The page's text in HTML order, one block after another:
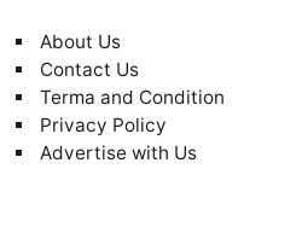
About Us
Contact Us
Terma and Condition
Privacy Policy
Advertise with Us